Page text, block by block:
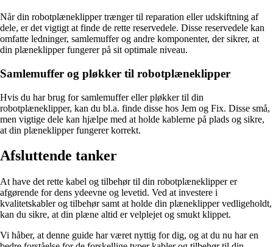
Når din robotplæneklipper trænger til reparation eller udskiftning af
dele, er det vigtigt at finde de rette reservedele. Disse reservedele kan
omfatte ledninger, samlemuffer og andre komponenter, der sikrer, at
din plæneklipper fungerer på sit optimale niveau.
Samlemuffer og pløkker til robotplæneklipper
Hvis du har brug for samlemuffer eller pløkker til din
robotplæneklipper, kan du bl.a. finde disse hos Jem og Fix. Disse små,
men vigtige dele kan hjælpe med at holde kablerne på plads og sikre,
at din plæneklipper fungerer korrekt.
Afsluttende tanker
At have det rette kabel og tilbehør til din robotplæneklipper er
afgørende for dens ydeevne og levetid. Ved at investere i
kvalitetskabler og tilbehør samt at holde din plæneklipper vedligeholdt,
kan du sikre, at din plæne altid er velplejet og smukt klippet.
Vi håber, at denne guide har været nyttig for dig, og at du nu har en